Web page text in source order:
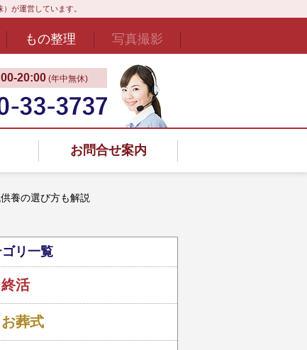
が運営しています。
もの整理 写真撮影
(年中無休)
お問合せ案内
養の選び方も解説
ゴリ一覧
終活
お葬式